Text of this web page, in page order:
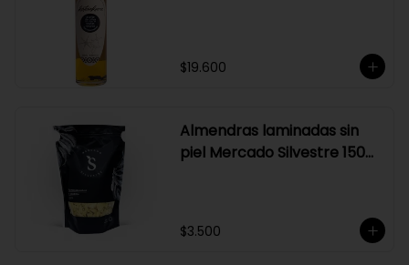
$19.600
Almendras laminadas sin
piel Mercado Silvestre 150
$3.500